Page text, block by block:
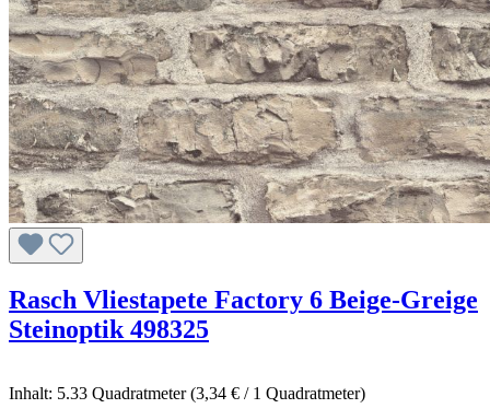
Rasch Vliestapete Factory 6 Beige-Greige
Steinoptik 498325
Inhalt: 5.33 Quadratmeter(3,34 € / 1 Quadratmeter)